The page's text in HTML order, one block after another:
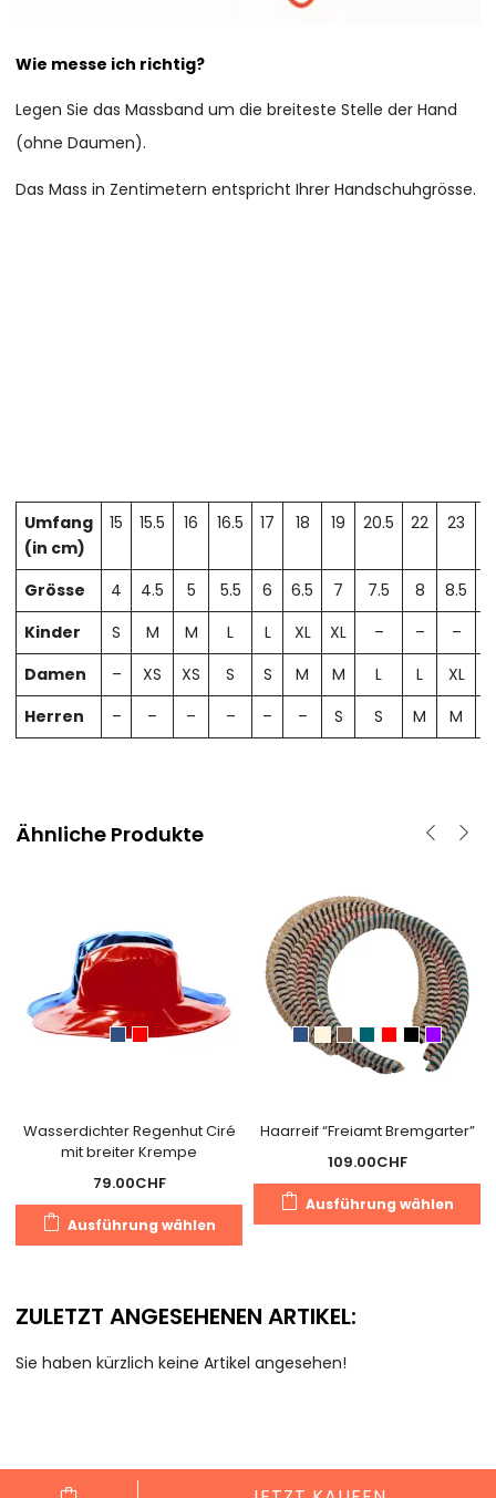
Wie messe ich richtig?
Legen Sie das Massband um die breiteste Stelle der Hand
(ohne Daumen).
Das Mass in Zentimetern entspricht Ihrer Handschuhgrösse.
Umfang
(in cm)
15 15.5 16 16.5 17 18 19 20.5 22 23
Grösse 4 4.5 5 5.5 6 6.5 7 7.5 8 8.5
Kinder
S M M L L XL XL – – –
Damen
– XS XS S S M M L L XL
Herren
– – – – – – S S M M
Ähnliche Produkte
Wasserdichter Regenhut Ciré
mit breiter Krempe
79.00CHF
Ausführung wählen
Dieses
Produkt
Varianten
Die
der
Haarreif “Freiamt Bremgarter”
109.00CHF
Ausführung wählen
ZULETZT ANGESEHENEN ARTIKEL:
Sie haben kürzlich keine Artikel angesehen!